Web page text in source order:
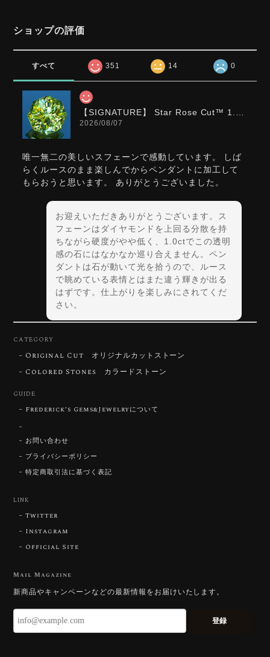
ショップの評価
すべて 351 14 0
【SIGNATURE】 Star Rose Cut™️ 1.0ct Natural Green Sphene
2026/08/07
唯一無二の美しいスフェーンで感動しています。 しば
らくルースのまま楽しんでからペンダントに加工して
もらおうと思います。 ありがとうございました。
お迎えいただきありがとうございます。ス
フェーンはダイヤモンドを上回る分散を持
ちながら硬度がやや低く、1.0ctでこの透明
感の石にはなかなか巡り合えません。ペン
ダントは石が動いて光を拾うので、ルース
で眺めている表情とはまた違う輝きが出る
はずです。仕上がりを楽しみにされてくだ
さい。
2026/07/30
ずっと待ち望んでいたカットを運よく購入できて嬉し
いです。 ウルウルとギラギラを一度に見ることができ
る不思議なカットだと感じました。強い煌めきだけで
CATEGORY
Original Cut オリジナルカットストーン
Colored Stones カラードストーン
GUIDE
Frederick’s Gems&Jewelryについて
お問い合わせ
プライバシーポリシー
特定商取引法に基づく表記
LINK
Twitter
Instagram
Official Site
Mail Magazine
新商品やキャンペーンなどの最新情報をお届けいたします。
登録